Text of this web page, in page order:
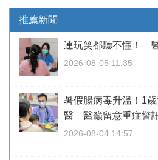
推薦新聞
連玩笑都聽不懂！
2026-08-05 11:35
暑假腸病毒升溫！1
醫 醫籲留意重症警
2026-08-04 14:57